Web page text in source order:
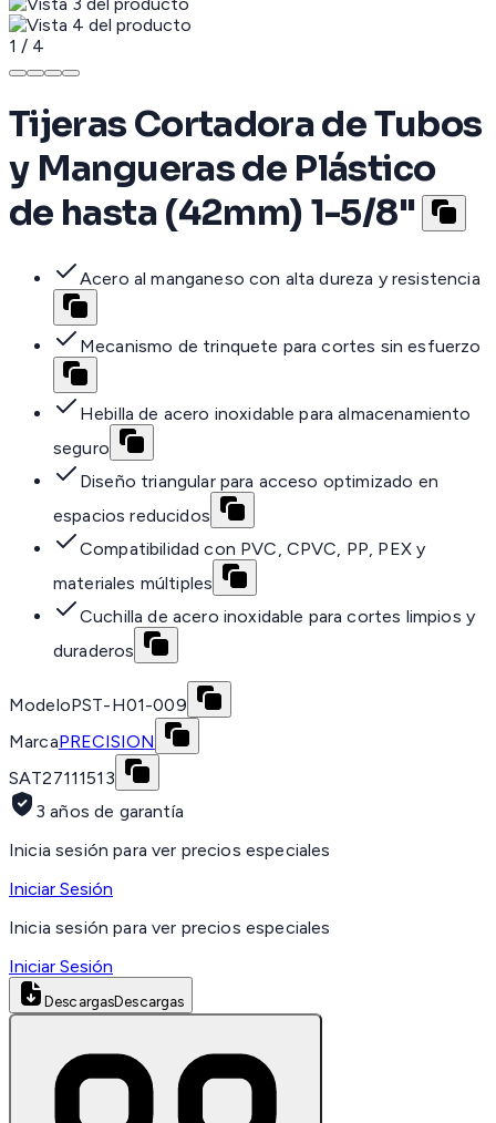
1 / 4
Tijeras Cortadora de Tubos
y Mangueras de Plástico
de hasta (42mm) 1-5/8"
Acero al manganeso con alta dureza y resistencia
Mecanismo de trinquete para cortes sin esfuerzo
Hebilla de acero inoxidable para almacenamiento
seguro
Diseño triangular para acceso optimizado en
espacios reducidos
Compatibilidad con PVC, CPVC, PP, PEX y
materiales múltiples
Cuchilla de acero inoxidable para cortes limpios y
duraderos
ModeloPST-H01-009
MarcaPRECISION
SAT27111513
3 años de garantía
Inicia sesión para ver precios especiales
Iniciar Sesión
Inicia sesión para ver precios especiales
Iniciar Sesión
DescargasDescargas